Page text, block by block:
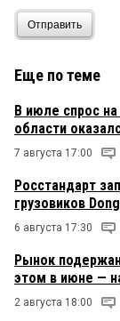
Отправить
Еще по теме
В июле спрос
области
7 августа 17:00
Росстандарт
грузовиков
6 августа 17:30
Рынок
этом в июне —
2 августа 18:00